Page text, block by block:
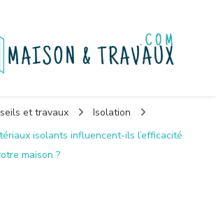
et travaux
Isolation
isolants influencent-ils l’efficacité
maison ?